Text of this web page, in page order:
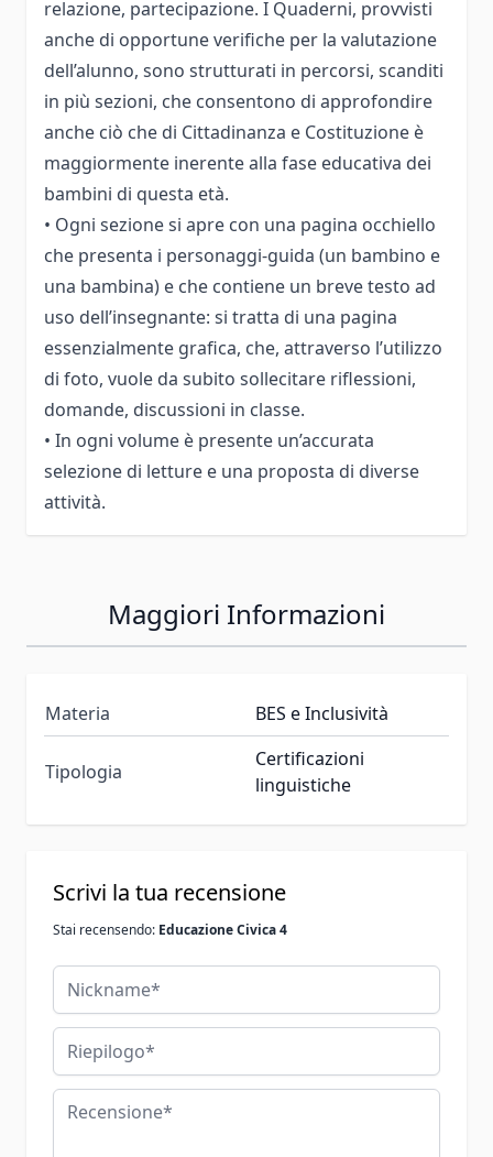
relazione, partecipazione. I Quaderni, provvisti
anche di opportune verifiche per la valutazione
dell’alunno, sono strutturati in percorsi, scanditi
in più sezioni, che consentono di approfondire
anche ciò che di Cittadinanza e Costituzione è
maggiormente inerente alla fase educativa dei
bambini di questa età.
• Ogni sezione si apre con una pagina occhiello
che presenta i personaggi-guida (un bambino e
una bambina) e che contiene un breve testo ad
uso dell’insegnante: si tratta di una pagina
essenzialmente grafica, che, attraverso l’utilizzo
di foto, vuole da subito sollecitare riflessioni,
domande, discussioni in classe.
• In ogni volume è presente un’accurata
selezione di letture e una proposta di diverse
attività.
Maggiori Informazioni
Materia BES e Inclusività
Tipologia
Certificazioni
linguistiche
Scrivi la tua recensione
Stai recensendo: Educazione Civica 4
Nickname
Riepilogo
Recensione